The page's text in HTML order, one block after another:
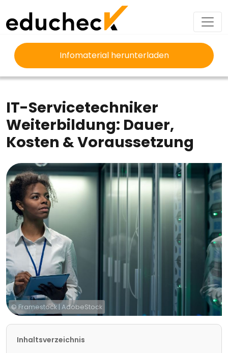
Infomaterial herunterladen
EDUCHECK
AUSBILDUNG
IT-SERVICETECHNIKER WEITERBILDUNG
IT-Servicetechniker
Weiterbildung: Dauer,
Kosten & Voraussetzung
© Framestock | AdobeStock
Inhaltsverzeichnis